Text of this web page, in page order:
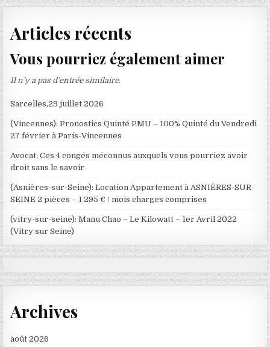
Articles récents
Vous pourriez également aimer
Il n’y a pas d’entrée similaire.
Sarcelles,29 juillet 2026
(Vincennes): Pronostics Quinté PMU – 100% Quinté du Vendredi
27 février à Paris-Vincennes
Avocat; Ces 4 congés méconnus auxquels vous pourriez avoir
droit sans le savoir
(Asnières-sur-Seine): Location Appartement à ASNIÈRES-SUR-
SEINE 2 pièces – 1 295 € / mois charges comprises
(vitry-sur-seine): Manu Chao – Le Kilowatt – 1er Avril 2022
(Vitry sur Seine)
Archives
août 2026